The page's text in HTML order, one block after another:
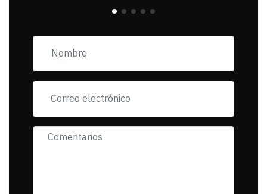
pancartas de
exigiendo al asesino
muerta.